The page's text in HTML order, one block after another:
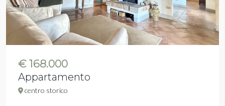
€ 168.000
Appartamento
centro storico